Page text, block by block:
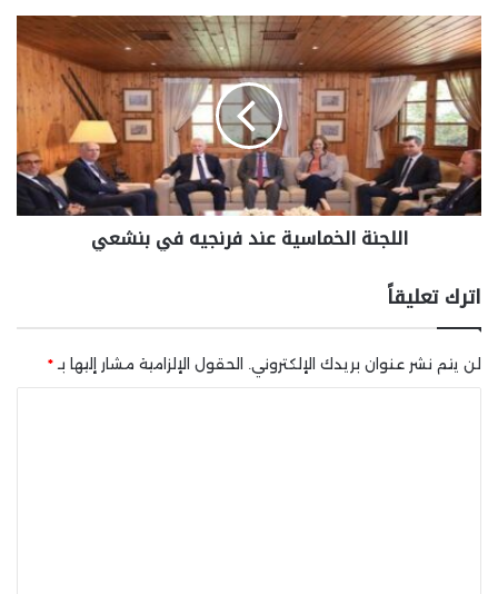
اللجنة الخماسية عند فرنجيه في بنشعي
اترك تعليقاً
لن يتم نشر عنوان بريدك الإلكتروني. الحقول الإلزامية مشار إليها بـ*